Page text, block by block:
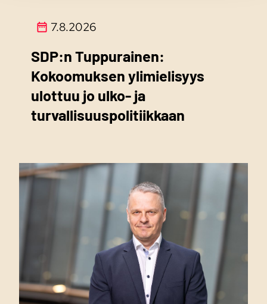
7.8.2026
SDP:n Tuppurainen:
Kokoomuksen ylimielisyys
ulottuu jo ulko- ja
turvallisuuspolitiikkaan